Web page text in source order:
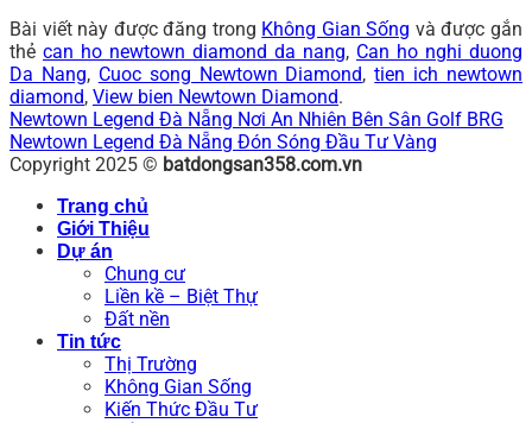
Bài viết này được đăng trong Không Gian Sống và được gắn
thẻ can ho newtown diamond da nang, Can ho nghi duong
Da Nang, Cuoc song Newtown Diamond,tien ich newtown
diamond, View bien Newtown Diamond.
Newtown Legend Đà Nẵng Nơi An Nhiên Bên Sân Golf BRG
Newtown Legend Đà Nẵng Đón Sóng Đầu Tư Vàng
Copyright 2025 © batdongsan358.com.vn
Trang chủ
Giới Thiệu
Dự án
Chung cư
Liền kề – Biệt Thự
Đất nền
Tin tức
Thị Trường
Không Gian Sống
Kiến Thức Đầu Tư